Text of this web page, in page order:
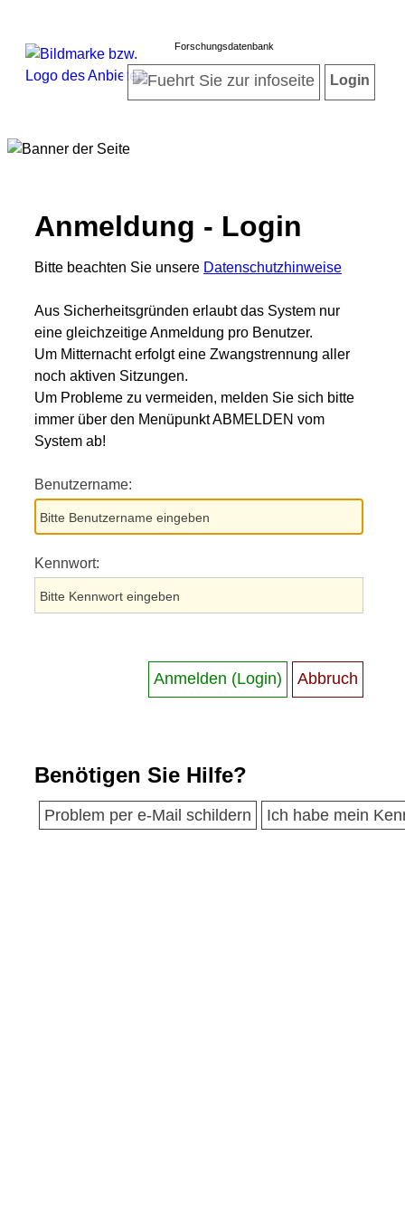
Forschungsdatenbank
Login
Anmeldung - Login
Bitte beachten Sie unsere Datenschutzhinweise
Aus Sicherheitsgründen erlaubt das System nur
eine gleichzeitige Anmeldung pro Benutzer.
Um Mitternacht erfolgt eine Zwangstrennung aller
noch aktiven Sitzungen.
Um Probleme zu vermeiden, melden Sie sich bitte
immer über den Menüpunkt ABMELDEN vom
System ab!
Benutzername:
Kennwort:
Benötigen Sie Hilfe?
Problem per e-Mail schildern Ich habe mein